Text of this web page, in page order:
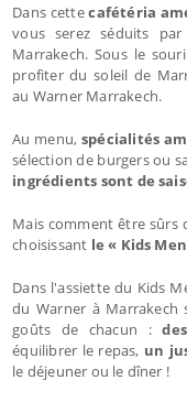
Dans cettecafétéria
vous serez séduits par
Marrakech. Sous le
profiter du soleil de
au Warner Marrakech.
Au menu, spécialités
sélection de burgers ou
ingrédients sont de
Mais comment être sûrs
choisissant le « Kids
Dans l'assiette du Kids
du Warner à
goûts de chacun :
équilibrer le repas, un
le déjeuner ou le dîner !